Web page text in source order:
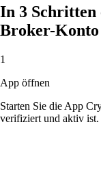
In 3
Broker-
1
App öffnen
Starten Sie die App
verifiziert und aktiv ist.